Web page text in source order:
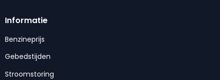
Informatie
Benzineprijs
Gebedstijden
Stroomstoring